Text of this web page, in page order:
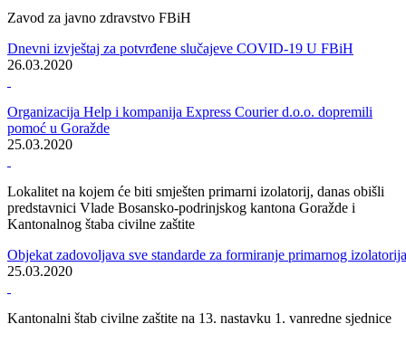
U Goraždu započela proizvodnja zaštitne opreme
Vizir maske iz Goražda idu u bh bolnice
27.03.2020